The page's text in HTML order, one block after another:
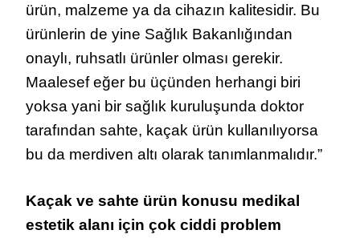
ürün, malzeme ya da cihazın kalitesidir. Bu
ürünlerin de yine Sağlık Bakanlığından
onaylı, ruhsatlı ürünler olması gerekir.
Maalesef eğer bu üçünden herhangi biri
yoksa yani bir sağlık kuruluşunda doktor
tarafından sahte, kaçak ürün kullanılıyorsa
bu da merdiven altı olarak tanımlanmalıdır.”
Kaçak ve sahte ürün konusu medikal
estetik alanı için çok ciddi problem